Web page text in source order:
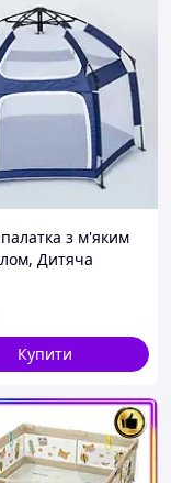
см
так
так
так
так
з м'яким
Дитяча
дітей MZ-95
Купити